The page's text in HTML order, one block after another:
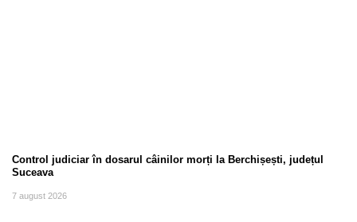
Control judiciar în dosarul câinilor morți la Berchișești, județul
Suceava
7 august 2026